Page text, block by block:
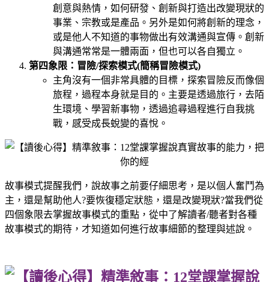
創意與熱情，如何研發、創新與打造出改變現狀的
事業、宗教或是產品。另外是如何將創新的理念，
或是他人不知道的事物做出有效溝通與宣傳。創新
與溝通常常是一體兩面，但也可以各自獨立。
第四象限：冒險/探索模式(簡稱冒險模式)
主角沒有一個非常具體的目標，探索冒險反而像個
旅程，過程本身就是目的。主要是透過旅行，去陌
生環境、學習新事物，透過追尋過程進行自我挑
戰，感受成長蛻變的喜悅。
故事模式提醒我們，說故事之前要仔細思考，是以個人奮鬥為
主，還是幫助他人?要恢復穩定狀態，還是改變現狀?當我們從
四個象限去掌握故事模式的重點，從中了解讀者/聽者對各種
故事模式的期待，才知道如何進行故事細節的整理與述說。